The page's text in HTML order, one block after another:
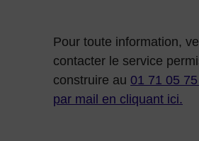
Pour toute information,
contacter le service
construire au 01 71 05
par mail en cliquant ici.